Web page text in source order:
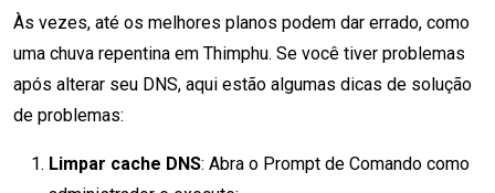
Às vezes, até os melhores planos podem dar errado, como
uma chuva repentina em Thimphu. Se você tiver problemas
após alterar seu DNS, aqui estão algumas dicas de solução
de problemas:
Limpar cache DNS: Abra o Prompt de Comando como